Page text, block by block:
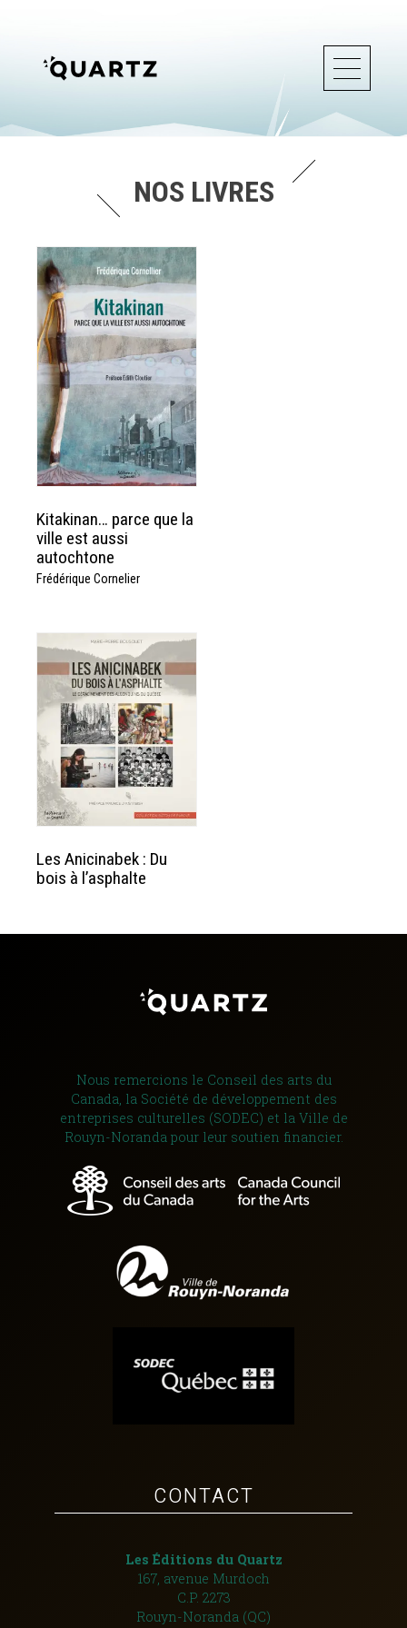
NOS LIVRES
Kitakinan… parce que la
ville est aussi
autochtone
Frédérique Cornelier
Les Anicinabek : Du
bois à l’asphalte
Nous remercions le Conseil des arts du
Canada, la Société de développement des
entreprises culturelles (SODEC) et la Ville de
Rouyn-Noranda pour leur soutien financier.
CONTACT
Les Éditions du Quartz
167, avenue Murdoch
C.P. 2273
Rouyn-Noranda (QC)